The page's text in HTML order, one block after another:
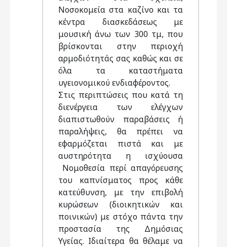
Νοσοκομεία στα καζίνο και τα
κέντρα διασκεδάσεως με
μουσική άνω των 300 τμ, που
βρίσκονται στην περιοχή
αρμοδιότητάς σας καθώς και σε
όλα τα καταστήματα
υγειονομικού ενδιαφέροντος.
Στις περιπτώσεις που κατά τη
διενέργεια των ελέγχων
διαπιστωθούν παραβάσεις ή
παραλήψεις, θα πρέπει να
εφαρμόζεται πιστά και με
αυστηρότητα η ισχύουσα
Νομοθεσία περί απαγόρευσης
του καπνίσματος προς κάθε
κατεύθυνση, με την επιβολή
κυρώσεων (διοικητικών και
ποινικών) με στόχο πάντα την
προστασία της Δημόσιας
Υγείας. Ιδιαίτερα θα θέλαμε να